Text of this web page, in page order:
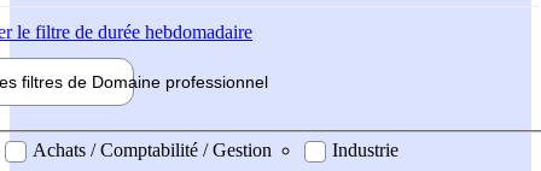
le filtre de durée hebdomadaire
filtres de Domaine professionnel
professionel
Achats / Comptabilité / Gestion
Industrie